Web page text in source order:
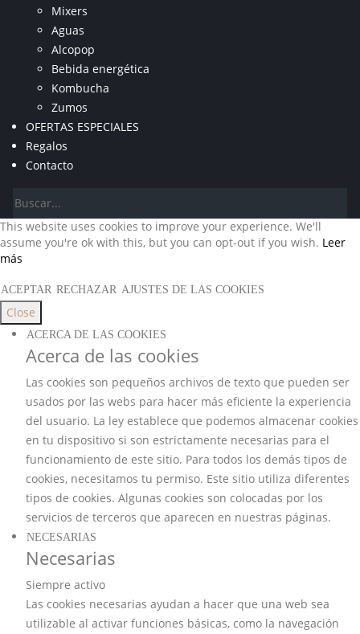
Mixers
Aguas
Alcopop
Bebida energética
Kombucha
Zumos
OFERTAS ESPECIALES
Regalos
Contacto
This website uses cookies to improve your experience. We'll
assume you're ok with this, but you can opt-out if you wish. Leer
más
ACEPTAR RECHAZAR AJUSTES DE LAS COOKIES
Close
ACERCA DE LAS COOKIES
Acerca de las cookies
Las cookies son pequeños archivos de texto que pueden ser
usados por las webs para hacer más eficiente la experiencia
del usuario. La ley establece que podemos almacenar cookies
en tu dispositivo si son estrictamente necesarias para el
funcionamiento de este sitio. Para todos los demás tipos de
cookies, necesitamos tu permiso. Este sitio utiliza diferentes
tipos de cookies. Algunas cookies son colocadas por los
servicios de terceros que aparecen en nuestras páginas.
NECESARIAS
Necesarias
Siempre activo
Las cookies necesarias ayudan a hacer que una web sea
utilizable al activar funciones básicas, como la navegación